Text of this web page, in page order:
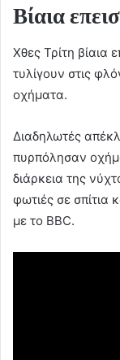
Βίαια
Χθες Τρίτη βίαια
τυλίγουν στις
οχήματα.
Διαδηλωτές
πυρπόλησαν
διάρκεια της
φωτιές σε
με το BBC.